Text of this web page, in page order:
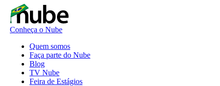
Conheça o Nube
Quem somos
Faça parte do Nube
Blog
TV Nube
Feira de Estágios